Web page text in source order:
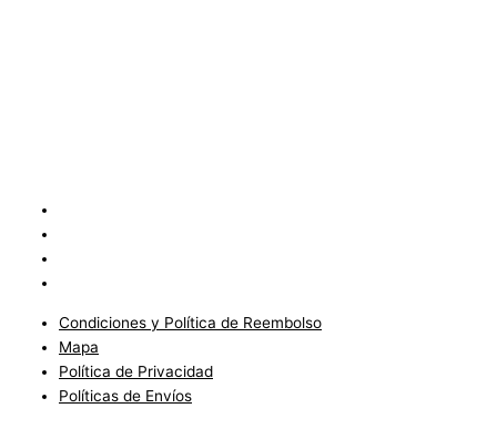
Condiciones y Política de Reembolso
Mapa
Política de Privacidad
Políticas de Envíos